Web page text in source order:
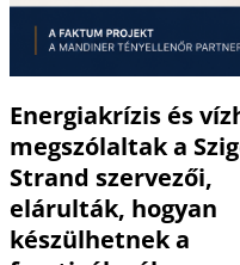
Energiakrízis és
megszólaltak a
Strand szervezői,
elárulták, hogyan
készülhetnek a